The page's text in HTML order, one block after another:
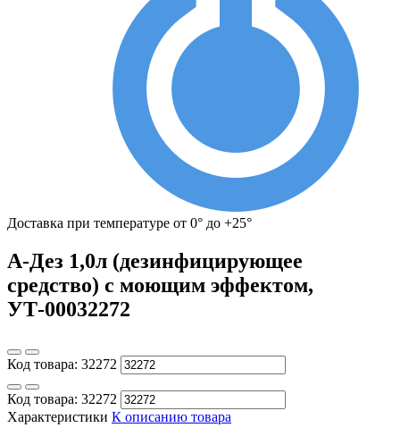
Доставка при температуре от 0° до +25°
А-Дез 1,0л (дезинфицирующее
средство) с моющим эффектом,
УТ-00032272
Код товара: 32272
Код товара: 32272
Характеристики К описанию товара